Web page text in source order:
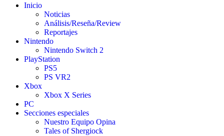
Inicio
Noticias
Análisis/Reseña/Review
Reportajes
Nintendo
Nintendo Switch 2
PlayStation
PS5
PS VR2
Xbox
Xbox X Series
PC
Secciones especiales
Nuestro Equipo Opina
Tales of Shergiock